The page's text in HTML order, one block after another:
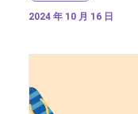
2024 年 10 月 16 日